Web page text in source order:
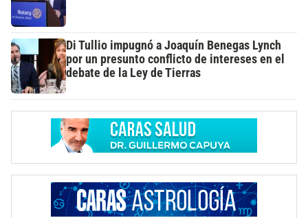
Di Tullio impugnó a Joaquín Benegas Lynch
por un presunto conflicto de intereses en el
debate de la Ley de Tierras